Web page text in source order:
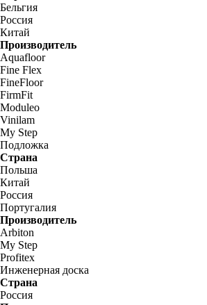
Бельгия
Россия
Китай
Производитель
Aquafloor
Fine Flex
FineFloor
FirmFit
Moduleo
Vinilam
My Step
Подложка
Страна
Польша
Китай
Россия
Португалия
Производитель
Arbiton
My Step
Profitex
Инженерная доска
Страна
Россия